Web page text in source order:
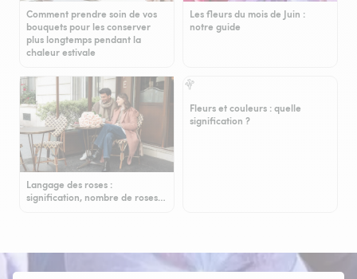
Comment prendre soin de vos
bouquets pour les conserver
plus longtemps pendant la
chaleur estivale
Les fleurs du mois de Juin :
notre guide
Langage des roses :
signification, nombre de roses…
Fleurs et couleurs : quelle
signification ?